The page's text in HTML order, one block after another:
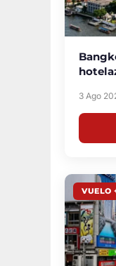
3 Ago
VUELO